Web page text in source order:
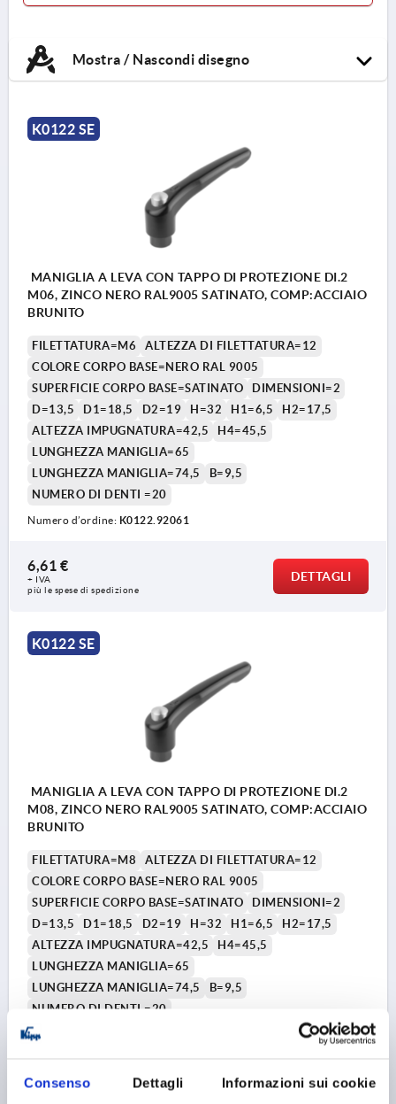
Consenso Dettagli Informazioni sui cookie
Mostra / Nascondi disegno
K0122 SE
MANIGLIA A LEVA CON TAPPO DI PROTEZIONE DI.2
M06, ZINCO NERO RAL9005 SATINATO, COMP:ACCIAIO
BRUNITO
FILETTATURA=M6
ALTEZZA DI FILETTATURA=12
COLORE CORPO BASE=NERO RAL 9005
SUPERFICIE CORPO BASE=SATINATO
DIMENSIONI=2
D=13,5
D1=18,5 D2=19 H=32 H1=6,5
H2=17,5
ALTEZZA IMPUGNATURA=42,5
H4=45,5
LUNGHEZZA MANIGLIA=65
LUNGHEZZA MANIGLIA=74,5
B=9,5
NUMERO DI DENTI =20
Numero d’ordine: K0122.92061
6,61 €
+ IVA
più le spese di spedizione
DETTAGLI
K0122 SE
MANIGLIA A LEVA CON TAPPO DI PROTEZIONE DI.2
M08, ZINCO NERO RAL9005 SATINATO, COMP:ACCIAIO
BRUNITO
FILETTATURA=M8
ALTEZZA DI FILETTATURA=12
COLORE CORPO BASE=NERO RAL 9005
SUPERFICIE CORPO BASE=SATINATO
DIMENSIONI=2
D=13,5
D1=18,5 D2=19 H=32 H1=6,5
H2=17,5
ALTEZZA IMPUGNATURA=42,5
H4=45,5
LUNGHEZZA MANIGLIA=65
LUNGHEZZA MANIGLIA=74,5
B=9,5
NUMERO DI DENTI =20
Numero d’ordine:
6,61 €
DETTAGLI